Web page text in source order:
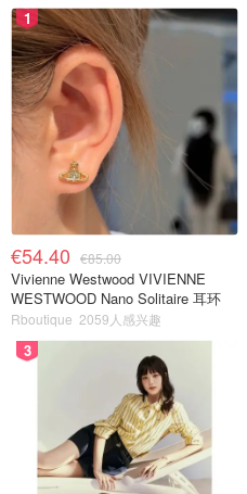
1
€54.40 €85.00
Vivienne Westwood VIVIENNE
WESTWOOD Nano Solitaire 耳环
Rboutique 2059人感兴趣
3